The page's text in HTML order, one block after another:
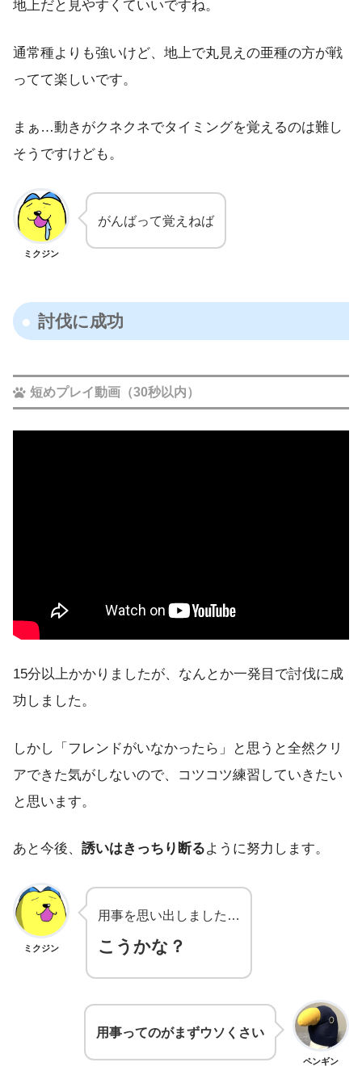
地上だと見やすくていいですね。
通常種よりも強いけど、地上で丸見えの亜種の方が戦
ってて楽しいです。
まぁ…動きがクネクネでタイミングを覚えるのは難し
そうですけども。
ミクジン
がんばって覚えねば
討伐に成功
短めプレイ動画（30秒以内）
15分以上かかりましたが、なんとか一発目で討伐に成
功しました。
しかし「フレンドがいなかったら」と思うと全然クリ
アできた気がしないので、コツコツ練習していきたい
と思います。
あと今後、 誘いはきっちり断るように努力します。
ミクジン
用事を思い出しました…
こうかな？
ペンギン
用事ってのがまずウソくさい